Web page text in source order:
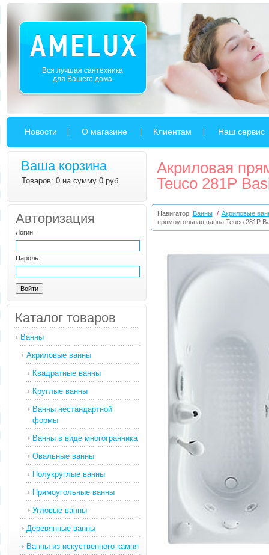
Вся лучшая сантехника
для Вашего дома
Новости О магазине Клиентам Наш сервис
Ваша корзина
Товаров: 0 на сумму 0 руб.
Авторизация
Логин:
Пароль:
Каталог товаров
Ванны
Акриловые ванны
Квадратные ванны
Круглые ванны
Ванны нестандартной
формы
Ванны в виде многогранника
Овальные ванны
Полукруглые ванны
Прямоугольные ванны
Угловые ванны
Деревянные ванны
Ванны из искуственного камня
Акриловая
Teuco 281P
Навигатор: Ванны / Акриловые
прямоугольная ванна Teuco 281P